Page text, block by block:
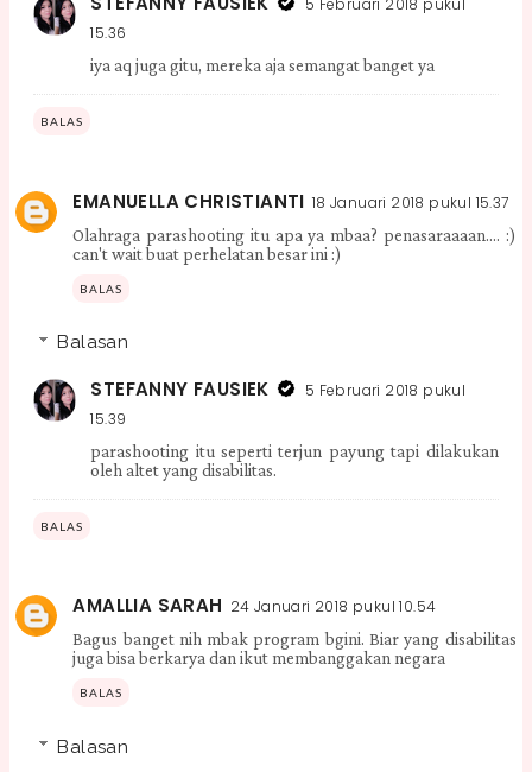
5 Februari 2018 pukul
15.36
iya aq juga gitu, mereka aja semangat banget ya
BALAS
EMANUELLA CHRISTIANTI 18 Januari 2018 pukul 15.37
Olahraga parashooting itu apa ya mbaa? penasaraaaan.... :)
can't wait buat perhelatan besar ini :)
BALAS
Balasan
STEFANNY FAUSIEK
5 Februari 2018 pukul
15.39
parashooting itu seperti terjun payung tapi dilakukan
oleh altet yang disabilitas.
BALAS
AMALLIA SARAH 24 Januari 2018 pukul 10.54
Bagus banget nih mbak program bgini. Biar yang disabilitas
juga bisa berkarya dan ikut membanggakan negara
BALAS
Balasan